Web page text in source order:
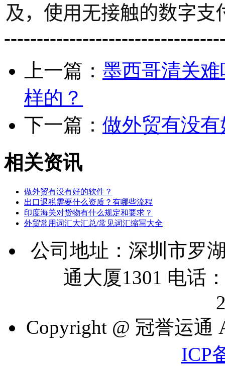
及，使用无接触的数字
上一篇： 墨西哥清关
样的？
下一篇： 做外贸有没
相关资讯
做外贸有没有好的软件？
出口退税需要什么资质？有哪些流程
印度海关对货物有什么规定和要求？
外贸常用词汇大汇总/常见词汇缩写大全
公司地址：深圳市罗
通大厦1301 电话
Copyright @ 冠誉运通
ICP